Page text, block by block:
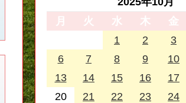
月
火 水 木 金
1
2 3
6
7 8 9 10
13
14 15 16 17
20
21 22 23 24